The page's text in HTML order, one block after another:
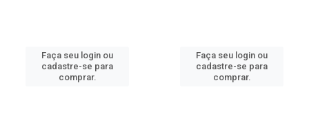
Faça seu login ou
cadastre-se para
comprar.
Faça seu login ou
cadastre-se para
comprar.